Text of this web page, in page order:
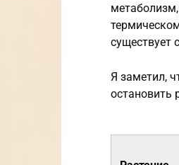
существует
Я заметил,
остановить